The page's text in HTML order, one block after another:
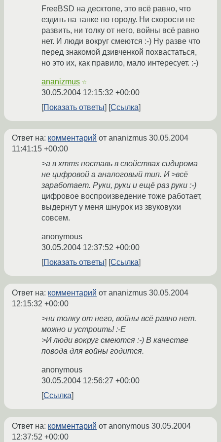
FreeBSD на десктопе, это всё равно, что
ездить на танке по городу. Ни скорости не
развить, ни толку от него, войны всё равно
нет. И люди вокруг смеются :-) Ну разве что
перед знакомой дзивченкой похвастаться,
но это их, как правило, мало интересует. :-)
ananizmus ☆
30.05.2004 12:15:32 +00:00
Показать ответы
Ссылка
Ответ на: комментарий от ananizmus 30.05.2004
11:41:15 +00:00
>а в xmms поставь в свойствах сидирома
не цифровой а аналоговый тип. И >всё
заработает. Руки, руки и ещё раз руки :-)
цифровое воспроизведение тоже работает,
выдернут у меня шнурок из звуковухи
совсем.
anonymous
30.05.2004 12:37:52 +00:00
Показать ответы
Ссылка
Ответ на: комментарий от ananizmus 30.05.2004
12:15:32 +00:00
>ни толку от него, войны всё равно нет.
можно и устроить! :-E
>И люди вокруг смеются :-) В качестве
повода для войны годится.
anonymous
30.05.2004 12:56:27 +00:00
Ссылка
Ответ на: комментарий от anonymous 30.05.2004
12:37:52 +00:00